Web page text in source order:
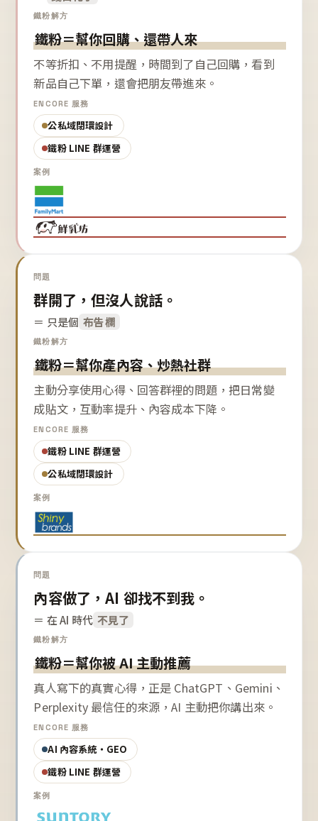
鐵粉解方
鐵粉＝幫你回購、還帶人來
不等折扣、不用提醒，時間到了自己回購，看到
新品自己下單，還會把朋友帶進來。
ENCORE 服務
公私域閉環設計
鐵粉 LINE 群運營
案例
問題
群開了，但沒人說話。
＝ 只是個 布告欄
鐵粉解方
鐵粉＝幫你產內容、炒熱社群
主動分享使用心得、回答群裡的問題，把日常變
成貼文，互動率提升、內容成本下降。
ENCORE 服務
鐵粉 LINE 群運營
公私域閉環設計
案例
問題
內容做了，AI 卻找不到我。
＝ 在 AI 時代 不見了
鐵粉解方
鐵粉＝幫你被 AI 主動推薦
真人寫下的真實心得，正是 ChatGPT、Gemini、
Perplexity 最信任的來源，AI 主動把你講出來。
ENCORE 服務
AI 內容系統・GEO
鐵粉 LINE 群運營
案例